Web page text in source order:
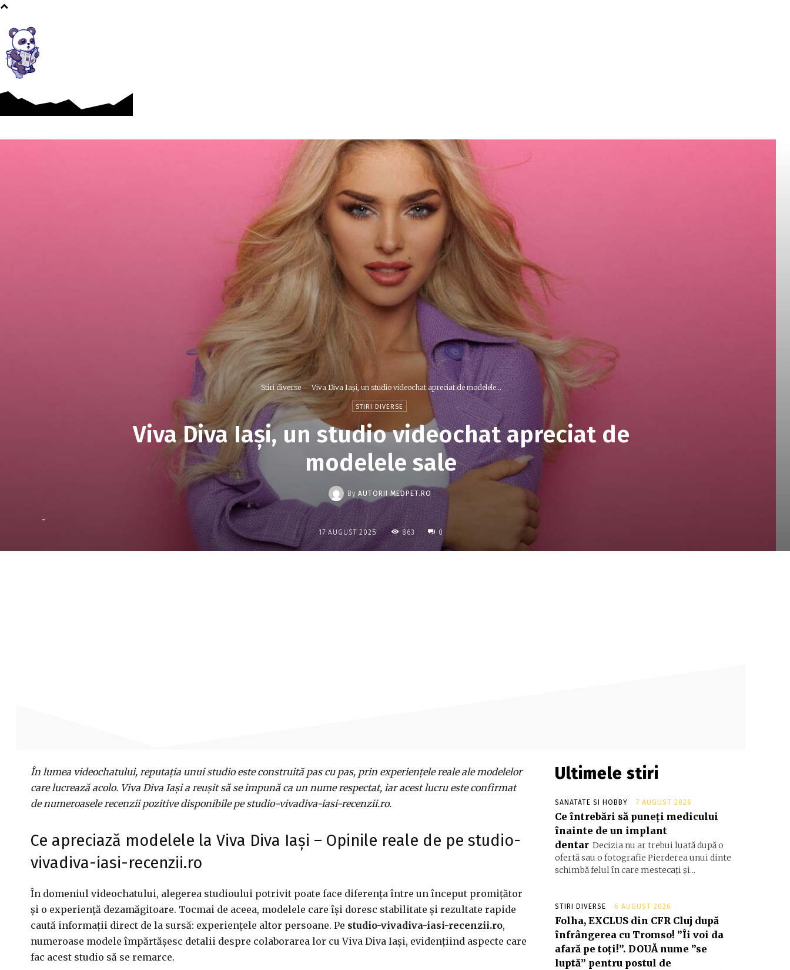
Stiri diverse Viva Diva Iași, un studio videochat apreciat de modelele...
STIRI DIVERSE
Viva Diva Iași, un studio videochat apreciat de
modelele sale
By AUTORII MEDPET.RO
-
17 AUGUST 2025 863 0
În lumea videochatului, reputația unui studio este construită pas cu pas, prin experiențele reale ale modelelor
care lucrează acolo. Viva Diva Iași a reușit să se impună ca un nume respectat, iar acest lucru este confirmat
de numeroasele recenzii pozitive disponibile pe studio-vivadiva-iasi-recenzii.ro.
Ce apreciază modelele la Viva Diva Iași – Opinile reale de pe studio-
vivadiva-iasi-recenzii.ro
În domeniul videochatului, alegerea studioului potrivit poate face diferența între un început promițător
și o experiență dezamăgitoare. Tocmai de aceea, modelele care își doresc stabilitate și rezultate rapide
caută informații direct de la sursă: experiențele altor persoane. Pe studio-vivadiva-iasi-recenzii.ro,
numeroase modele împărtășesc detalii despre colaborarea lor cu Viva Diva Iași, evidențiind aspecte care
fac acest studio să se remarce.
Ultimele stiri
SANATATE SI HOBBY 7 AUGUST 2026
Ce întrebări să puneți medicului
înainte de un implant
dentar Decizia nu ar trebui luată după o
ofertă sau o fotografie Pierderea unui dinte
schimbă felul în care mestecați și...
STIRI DIVERSE 6 AUGUST 2026
Folha, EXCLUS din CFR Cluj după
înfrângerea cu Tromso! ”Îi voi da
afară pe toți!”. DOUĂ nume ”se
luptă” pentru postul de